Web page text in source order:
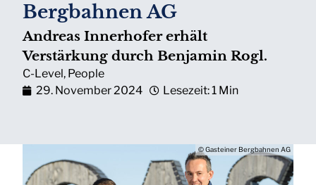
Bergbahnen AG
Andreas Innerhofer erhält
Verstärkung durch Benjamin Rogl.
C-Level, People
29. November 2024
Lesezeit: 1 Min
© Gasteiner Bergbahnen AG